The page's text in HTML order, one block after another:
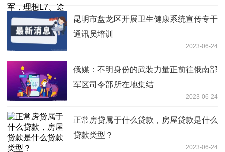
昆明市盘龙区开展卫生健康系统宣传专干
通讯员培训
2023-06-24
俄媒：不明身份的武装力量正前往俄南部
军区司令部所在地集结
2023-06-24
正常房贷属于什么贷款，房屋贷款是什么
贷款类型？
2023-06-24